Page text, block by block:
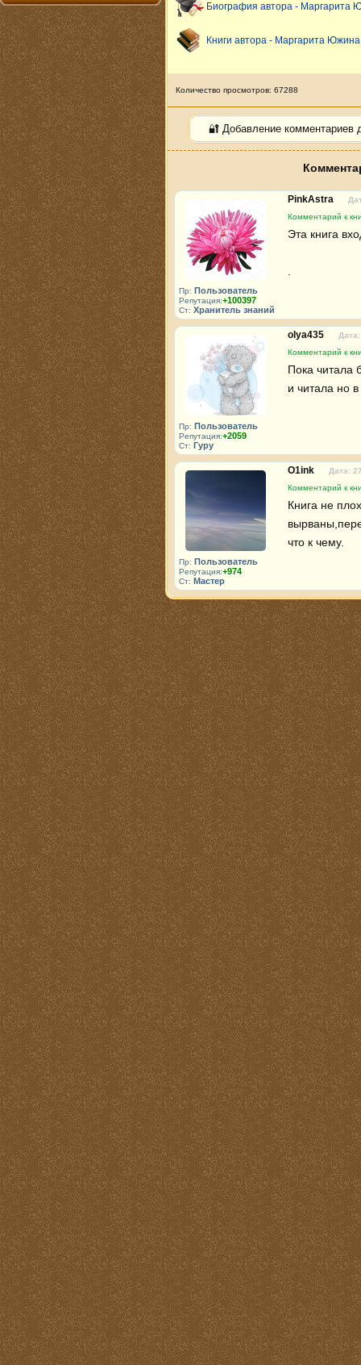
Биография автора - Маргарита
Книги автора - Маргарита Южина
Количество просмотров: 67288
🔐 Добавление комментариев
Пр: Пользователь
Репутация:+100397
Ст: Хранитель знаний
PinkAstra
Комментарий к
Эта книга
Пр: Пользователь
Репутация:+2059
Ст: Гуру
olya435
Комментарий к
Пока читала
и читала но
Пр: Пользователь
Репутация:+974
Ст: Мастер
O1ink
Дата:
Комментарий к
Книга не
что к чему.